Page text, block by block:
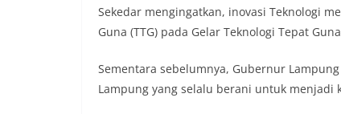
Sekedar mengingatkan, inovasi Teknologi
Guna (TTG) pada Gelar Teknologi Tepat
Sementara sebelumnya, Gubernur
Lampung yang selalu berani untuk menjadi